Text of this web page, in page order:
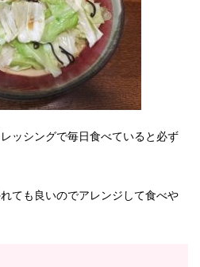
ッシングで毎日食べていると必ず
ても良いのでアレンジして食べや